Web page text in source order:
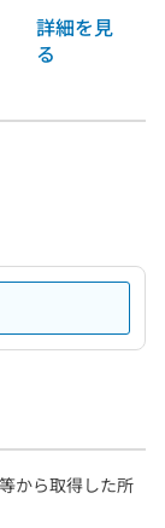
詳細を見
る
から取得した所